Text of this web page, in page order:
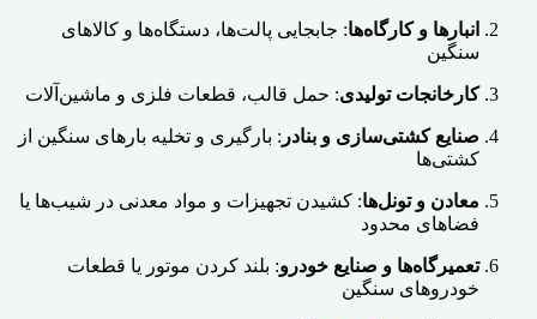
انبارها و کارگاه‌ها: جابجایی پالت‌ها، دستگاه‌ها و کالاهای
سنگین
کارخانجات تولیدی: حمل قالب، قطعات فلزی و ماشین‌آلات
صنایع کشتی‌سازی و بنادر : بارگیری و تخلیه بارهای سنگین از
کشتی‌ها
معادن و تونل‌ها: کشیدن تجهیزات و مواد معدنی در شیب‌ها یا
فضاهای محدود
تعمیرگاه‌ها و صنایع خودرو: بلند کردن موتور یا قطعات
خودروهای سنگین